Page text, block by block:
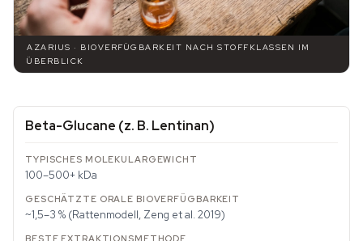
AZARIUS · BIOVERFÜGBARKEIT NACH STOFFKLASSEN IM
ÜBERBLICK
Beta-Glucane (z. B. Lentinan)
100–500+ kDa
~1,5–3 % (Rattenmodell, Zeng et al. 2019)